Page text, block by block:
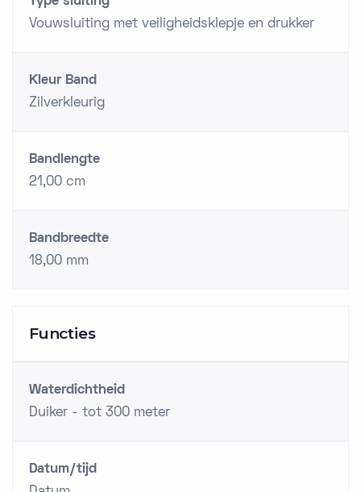
Vouwsluiting met veiligheidsklepje en drukker
Kleur Band
Zilverkleurig
Bandlengte
21,00 cm
Bandbreedte
18,00 mm
Functies
Waterdichtheid
Duiker - tot 300 meter
Datum/tijd